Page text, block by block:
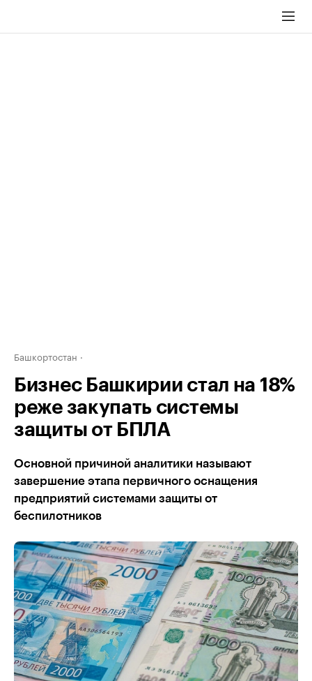
Башкортостан
Бизнес Башкирии стал на 18%
реже закупать системы
защиты от БПЛА
Основной причиной аналитики называют
завершение этапа первичного оснащения
предприятий системами защиты от
беспилотников